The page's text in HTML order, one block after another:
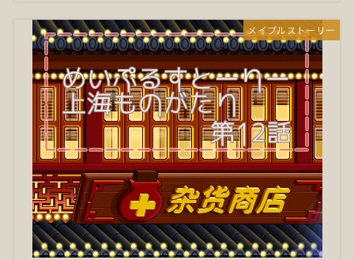
メイプルストーリー